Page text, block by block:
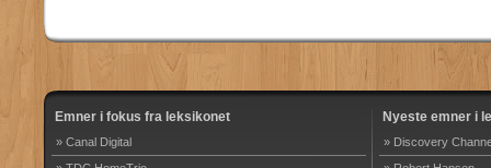
Emner i fokus fra leksikonet
» Canal Digital
Nyeste emner i
» Discovery